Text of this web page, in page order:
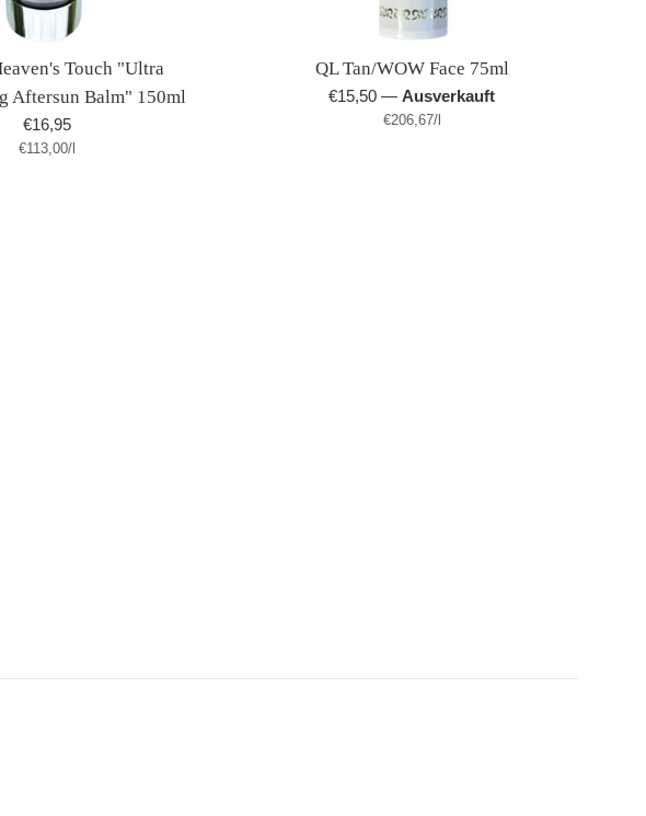
Touch "Ultra
Aftersun Balm" 150ml
Normaler
Preis
€16,95
Stückpreis
€113,00/pro
l
QL Tan/WOW Face 75ml
Normaler
€15,50—Ausverkauft
Stückpreis
€206,67/pro
l